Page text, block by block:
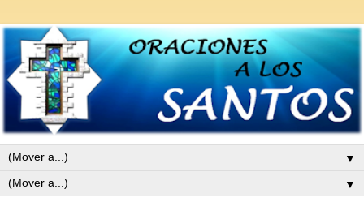
▼
▼